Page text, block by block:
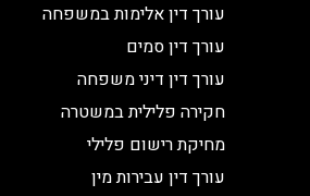
עורך דין אלימות במשפחה
עורך דין סמים
עורך דין דיני משפחה
חקירה פלילית במשטרה
מחיקת רישום פלילי
עורך דין עבירות מין